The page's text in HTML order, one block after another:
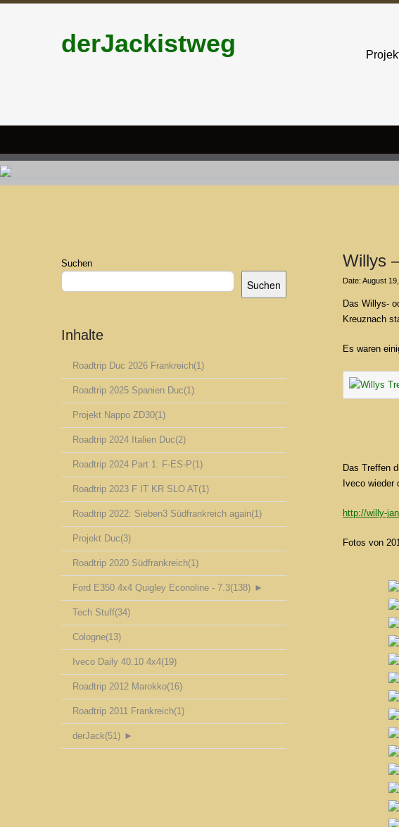
derJackistweg
Suchen
Suchen
Inhalte
Roadtrip Duc 2026 Frankreich(1)
Roadtrip 2025 Spanien Duc(1)
Projekt Nappo ZD30(1)
Roadtrip 2024 Italien Duc(2)
Roadtrip 2024 Part 1: F-ES-P(1)
Roadtrip 2023 F IT KR SLO AT(1)
Roadtrip 2022: Sieben3 Südfrankreich again(1)
Projekt Duc(3)
Roadtrip 2020 Südfrankreich(1)
Ford E350 4x4 Quigley Econoline - 7.3(138) ►
Tech Stuff(34)
Cologne(13)
Iveco Daily 40.10 4x4(19)
Roadtrip 2012 Marokko(16)
Roadtrip 2011 Frankreich(1)
derJack(51) ►
Willys
Date: August
Das Willys-
Kreuznach
Es waren
Das Treffen
Iveco
http://willy-
Fotos von